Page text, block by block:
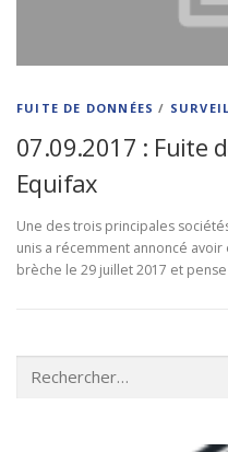
FUITE DE DONNÉES /
07.09.2017 : Fuite
Equifax
Une des trois principales
unis a récemment annoncé
brèche le 29 juillet 2017 et